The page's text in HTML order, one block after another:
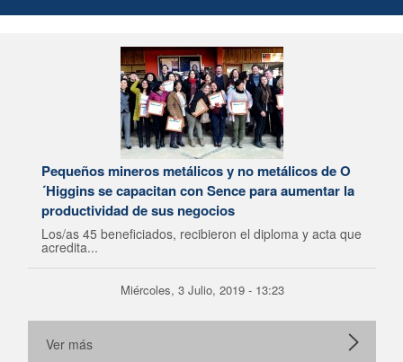
Pequeños mineros metálicos y no metálicos de O
´Higgins se capacitan con Sence para aumentar la
productividad de sus negocios
Los/as 45 beneficiados, recibieron el diploma y acta que
acredita...
Miércoles, 3 Julio, 2019 - 13:23
Ver más